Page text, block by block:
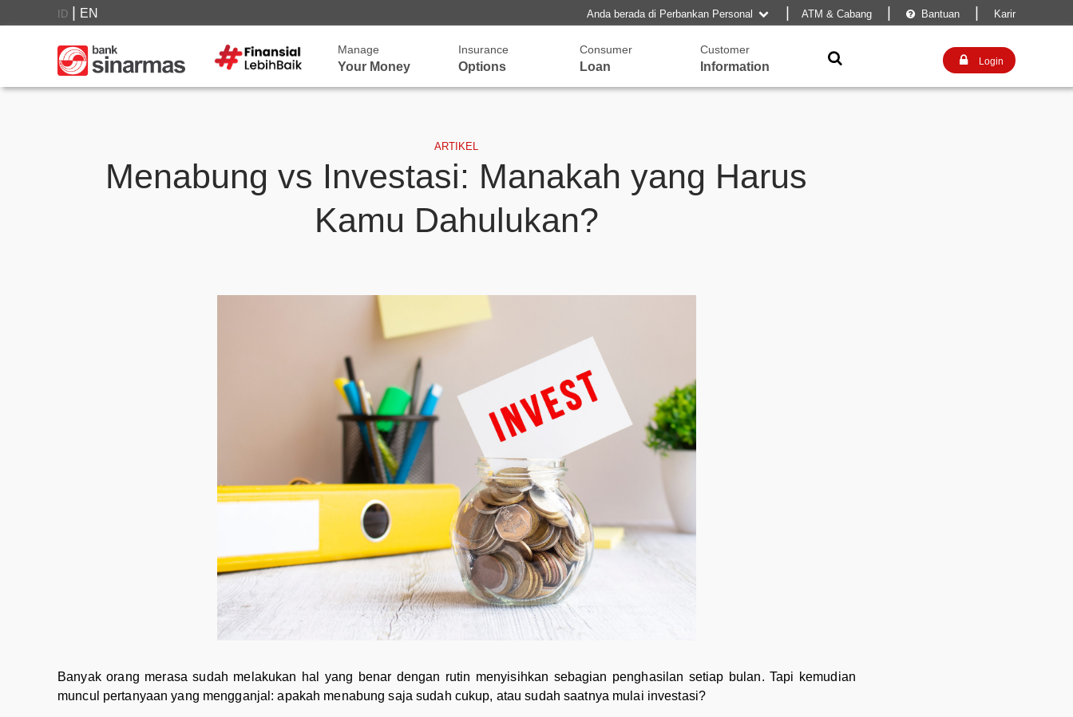
ID EN Anda berada di Perbankan Personal  |ATM & Cabang  Bantuan Karir
Manage
Your Money
Insurance
Options
Consumer
Loan
Customer
Information
  Login
ARTIKEL
Menabung vs Investasi: Manakah yang Harus
Kamu Dahulukan?
Banyak orang merasa sudah melakukan hal yang benar dengan rutin menyisihkan sebagian penghasilan setiap bulan. Tapi kemudian
muncul pertanyaan yang mengganjal: apakah menabung saja sudah cukup, atau sudah saatnya mulai investasi?